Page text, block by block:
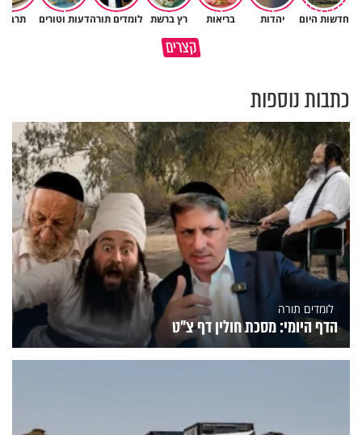
חדשות היום יהדות בריאות רץ ברשת לומדים תורהדעות וטורים
קצרים
המתכון לכל הברכות והשפע
כתבות נוספות
לומדים תורה
הדף היומי: מסכת חולין דף צ"ט